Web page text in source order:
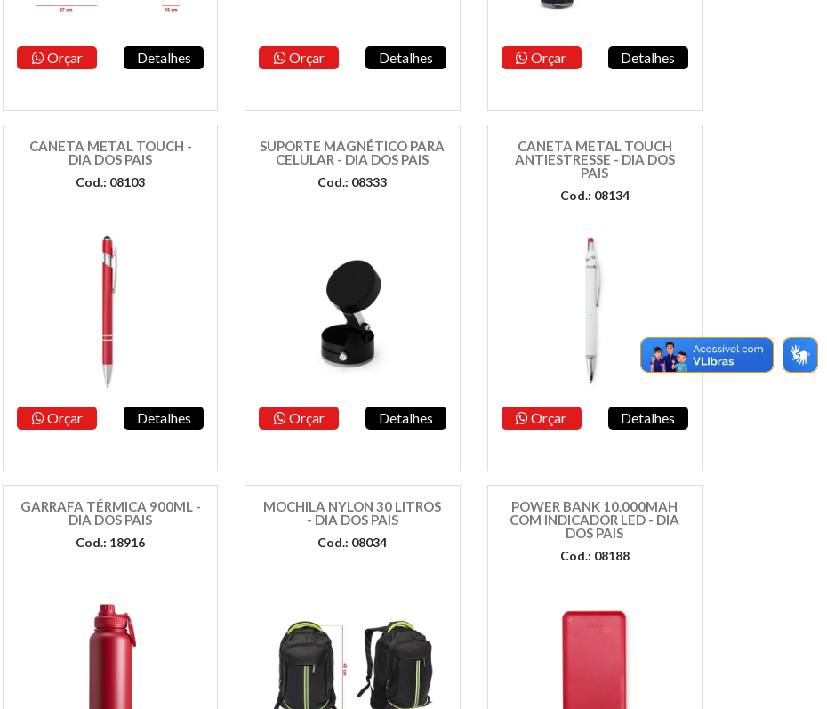
Orçar Detalhes Orçar Detalhes Orçar Detalhes
CANETA METAL TOUCH -
DIA DOS PAIS
Cod.: 08103
Orçar Detalhes
SUPORTE MAGNÉTICO PARA
CELULAR - DIA DOS PAIS
Cod.: 08333
Orçar Detalhes
CANETA METAL TOUCH
ANTIESTRESSE - DIA DOS
PAIS
Cod.: 08134
Orçar Detalhes
GARRAFA TÉRMICA 900ML -
DIA DOS PAIS
Cod.: 18916
MOCHILA NYLON 30 LITROS
- DIA DOS PAIS
Cod.: 08034
POWER BANK 10.000MAH
COM INDICADOR LED - DIA
DOS PAIS
Cod.: 08188